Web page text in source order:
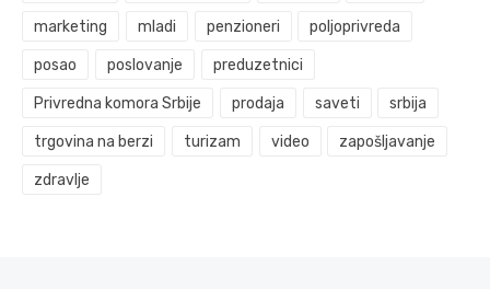
marketing mladi penzioneri poljoprivreda
posao poslovanje preduzetnici
Privredna komora Srbije prodaja saveti srbija
trgovina na berzi turizam video zapošljavanje
zdravlje